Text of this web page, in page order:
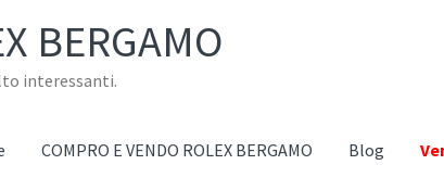
BERGAMO
interessanti.
COMPRO E VENDO ROLEX BERGAMO Blog